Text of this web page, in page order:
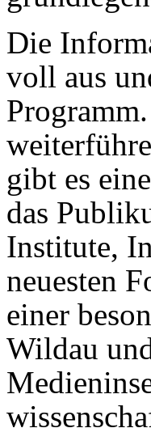
Die
voll aus
gibt es
das
Institute,
neuesten
einer
Wildau